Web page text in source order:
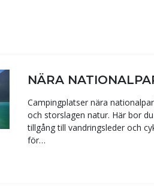
NÄRA
Campingplatser nära
och storslagen natur. Här bor
tillgång till vandringsleder och
för…